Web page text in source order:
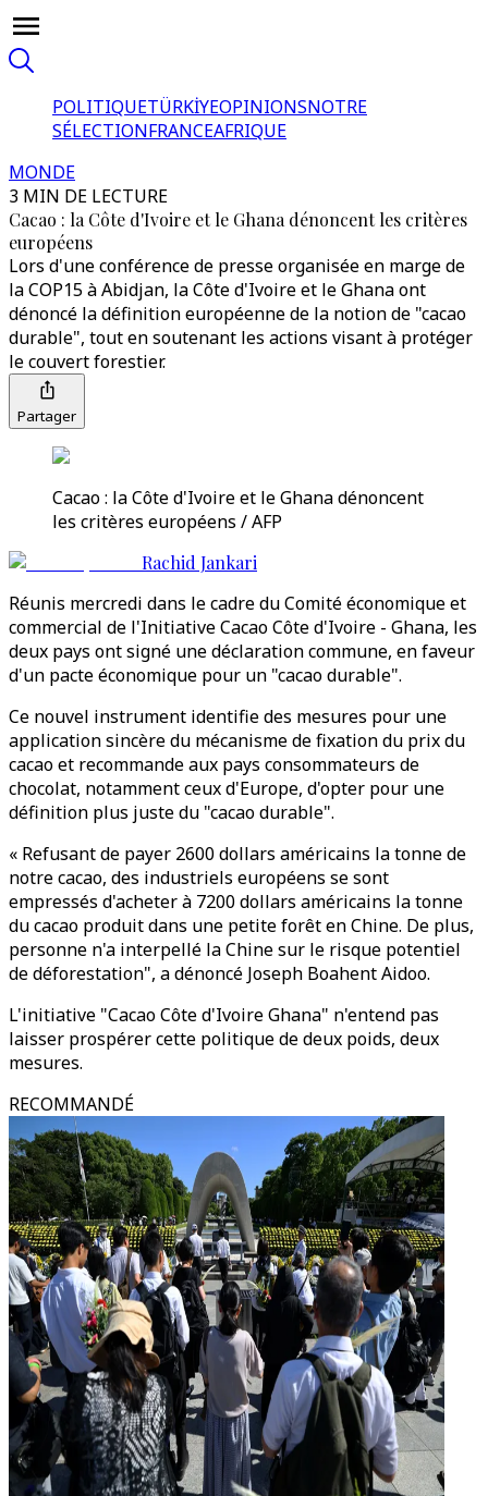
POLITIQUETÜRKİYEOPINIONSNOTRE
SÉLECTIONFRANCEAFRIQUE
MONDE
3 MIN DE LECTURE
Cacao : la Côte d'Ivoire et le Ghana dénoncent les critères
européens
Lors d'une conférence de presse organisée en marge de
la COP15 à Abidjan, la Côte d'Ivoire et le Ghana ont
dénoncé la définition européenne de la notion de "cacao
durable", tout en soutenant les actions visant à protéger
le couvert forestier.
Partager
Cacao : la Côte d'Ivoire et le Ghana dénoncent
les critères européens / AFP
Rachid Jankari
Réunis mercredi dans le cadre du Comité économique et
commercial de l'Initiative Cacao Côte d'Ivoire - Ghana, les
deux pays ont signé une déclaration commune, en faveur
d'un pacte économique pour un "cacao durable".
Ce nouvel instrument identifie des mesures pour une
application sincère du mécanisme de fixation du prix du
cacao et recommande aux pays consommateurs de
chocolat, notamment ceux d'Europe, d'opter pour une
définition plus juste du "cacao durable".
« Refusant de payer 2600 dollars américains la tonne de
notre cacao, des industriels européens se sont
empressés d'acheter à 7200 dollars américains la tonne
du cacao produit dans une petite forêt en Chine. De plus,
personne n'a interpellé la Chine sur le risque potentiel
de déforestation", a dénoncé Joseph Boahent Aidoo.
L'initiative "Cacao Côte d'Ivoire Ghana" n'entend pas
laisser prospérer cette politique de deux poids, deux
mesures.
RECOMMANDÉ